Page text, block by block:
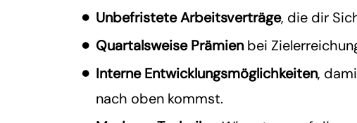
Unbefristete Arbeitsverträge, die dir
Quartalsweise Prämien bei
Interne Entwicklungsmöglichkeiten,
nach oben kommst.